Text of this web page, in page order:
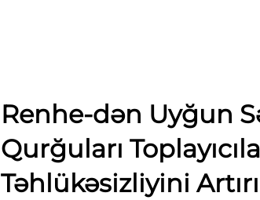
Renhe-dən Uyğun
Qurğuları
Təhlükəsizliyini